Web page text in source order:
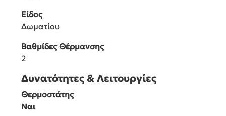
Είδος
Δωματίου
Βαθμίδες Θέρμανσης
2
Δυνατότητες & Λειτουργίες
Θερμοστάτης
Ναι